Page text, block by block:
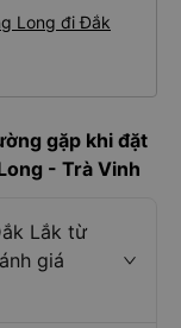
Long đi Đắk
gặp khi đặt
- Trà Vinh
Lắk từ
giá